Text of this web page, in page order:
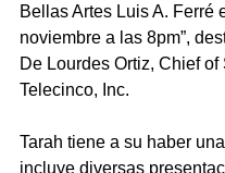
Bellas Artes Luis A. Ferré
noviembre a las 8pm”,
De Lourdes Ortiz, Chief of
Telecinco, Inc.
Tarah tiene a su haber
incluye diversas